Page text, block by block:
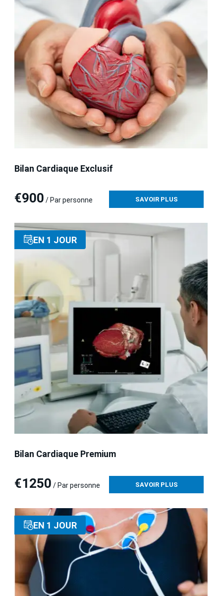
Bilan Cardiaque Exclusif
€900 / Par personne SAVOIR PLUS
EN 1 JOUR
Bilan Cardiaque Premium
€1250 / Par personne SAVOIR PLUS
EN 1 JOUR